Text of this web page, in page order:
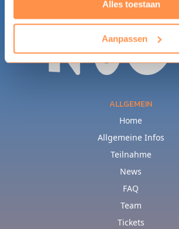
Alles toestaan
Aanpassen
ALLGEMEIN
Home
Allgemeine Infos
Teilnahme
News
FAQ
Team
Tickets